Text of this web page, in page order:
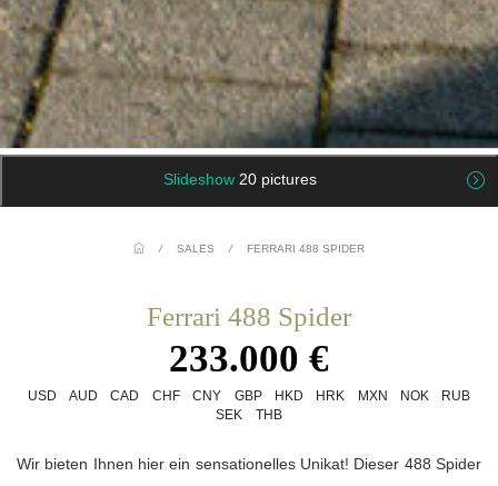
Slideshow 20 pictures
/ SALES / FERRARI 488 SPIDER
Ferrari 488 Spider
233.000 €
USD AUD CAD CHF CNY GBP HKD HRK MXN NOK
RUB
SEK
THB
Wir bieten Ihnen hier ein sensationelles Unikat! Dieser 488 Spider